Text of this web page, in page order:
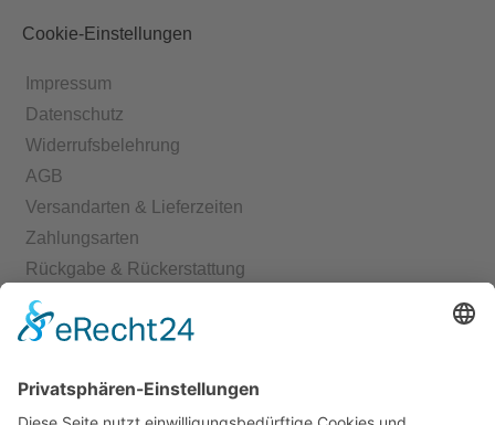
Cookie-Einstellungen
Impressum
Datenschutz
Widerrufsbelehrung
AGB
Versandarten & Lieferzeiten
Zahlungsarten
Rückgabe & Rückerstattung
Echtheit von Bewertungen
Kontakt
Shop